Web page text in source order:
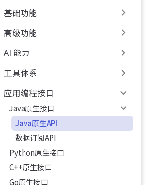
基础功能
高级功能
AI 能力
工具体系
应用编程接口
Java原生接口
Java原生API
数据订阅API
Python原生接口
C++原生接口
Go原生接口